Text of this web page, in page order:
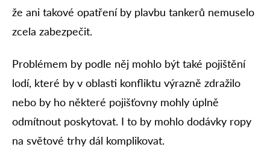
že ani takové opatření by plavbu tankerů nemuselo
zcela zabezpečit.
Problémem by podle něj mohlo být také pojištění
lodí, které by v oblasti konfliktu výrazně zdražilo
nebo by ho některé pojišťovny mohly úplně
odmítnout poskytovat. I to by mohlo dodávky ropy
na světové trhy dál komplikovat.